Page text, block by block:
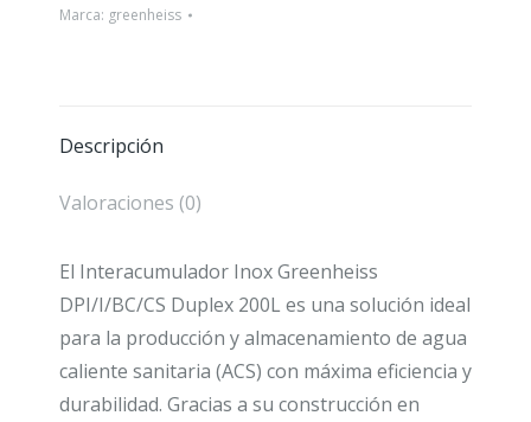
Duplex
bomba
calor
cantidad
Marca: greenheiss
Descripción
Valoraciones (0)
El Interacumulador Inox Greenheiss
DPI/I/BC/CS Duplex 200L es una solución ideal
para la producción y almacenamiento de agua
caliente sanitaria (ACS) con máxima eficiencia y
durabilidad. Gracias a su construcción en